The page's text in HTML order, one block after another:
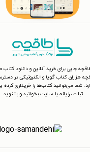
جایی برای خرید آنلاین و دانلود
هزاران کتاب گویا و الکترونیکی در
شما می‌توانید کتاب‌ها را خریداری کرده
تبلت، رایانه یا سایت بخوانید و بشنوید.